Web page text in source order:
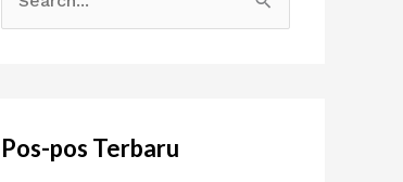
u
Pos-pos Terbaru